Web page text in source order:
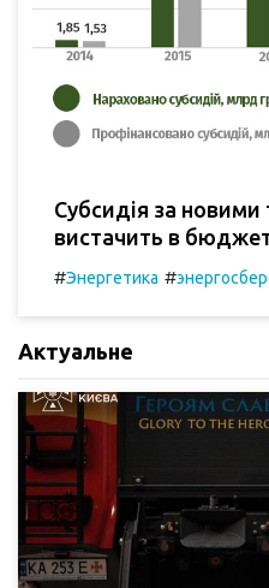
Субсидія за
вистачить в
#Энергетика #
Актуальне